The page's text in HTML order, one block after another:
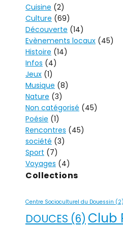
Cuisine (2)
Culture (69)
Découverte (14)
Evènements locaux (45)
Histoire (14)
Infos (4)
Jeux (1)
Musique (8)
Nature (3)
Non catégorisé (45)
Poésie (1)
Rencontres (45)
société (3)
Sport (7)
Voyages (4)
Collections
Centre Socioculturel du Douessin (2)
DOUCES (6) Club